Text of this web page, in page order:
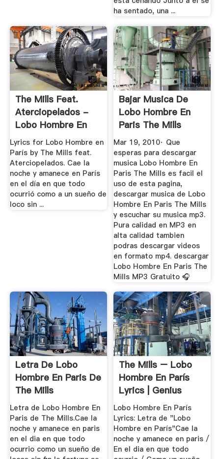
ha sentado, una ...
The Mills Feat.
Aterciopelados -
Lobo Hombre En
París ...
Lyrics for Lobo Hombre en
París by The Mills feat.
Aterciopelados. Cae la
noche y amanece en París
en el día en que todo
ocurrió como a un sueño de
loco sin ...
Bajar Musica De
Lobo Hombre En
Paris The Mills
GRATIS ...
Mar 19, 2010· Que
esperas para descargar
musica Lobo Hombre En
Paris The Mills es facil el
uso de esta pagina,
descargar musica de Lobo
Hombre En Paris The Mills
y escuchar su musica mp3.
Pura calidad en MP3 en
alta calidad tambien
podras descargar videos
en formato mp4. descargar
Lobo Hombre En Paris The
Mills MP3 Gratuito 🎧
Letra De Lobo
Hombre En Paris De
The Mills
Letra de Lobo Hombre En
Paris de The Mills.Cae la
noche y amanece en paris
en el dia en que todo
ocurrio como un sueño de
The Mills – Lobo
Hombre En París
Lyrics | Genius
Lyrics
Lobo Hombre En París
Lyrics: Letra de "Lobo
Hombre en París"Cae la
noche y amanece en paris /
En el dia en que todo